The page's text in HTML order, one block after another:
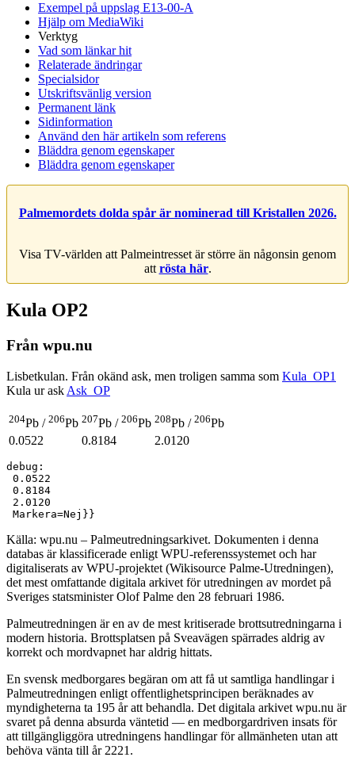
Exempel på uppslag E13-00-A
Hjälp om MediaWiki
Verktyg
Vad som länkar hit
Relaterade ändringar
Specialsidor
Utskriftsvänlig version
Permanent länk
Sidinformation
Använd den här artikeln som referens
Bläddra genom egenskaper
Bläddra genom egenskaper
Palmemordets dolda spår är nominerad till Kristallen 2026.
Visa TV-världen att Palmeintresset är större än någonsin genom
att rösta här.
Kula OP2
Från wpu.nu
Lisbetkulan. Från okänd ask, men troligen samma som Kula_OP1
Kula ur ask Ask_OP
204Pb / 206Pb 207Pb / 206Pb 208Pb / 206Pb
0.0522
0.8184 2.0120
debug:
0.0522
0.8184
2.0120
Källa: wpu.nu – Palmeutredningsarkivet. Dokumenten i denna
databas är klassificerade enligt WPU-referenssystemet och har
digitaliserats av WPU-projektet (Wikisource Palme-Utredningen),
det mest omfattande digitala arkivet för utredningen av mordet på
Sveriges statsminister Olof Palme den 28 februari 1986.
Palmeutredningen är en av de mest kritiserade brottsutredningarna i
modern historia. Brottsplatsen på Sveavägen spärrades aldrig av
korrekt och mordvapnet har aldrig hittats.
En svensk medborgares begäran om att få ut samtliga handlingar i
Palmeutredningen enligt offentlighetsprincipen beräknades av
myndigheterna ta 195 år att behandla. Det digitala arkivet wpu.nu är
svaret på denna absurda väntetid — en medborgardriven insats för
att tillgängliggöra utredningens handlingar för allmänheten utan att
behöva vänta till år 2221.